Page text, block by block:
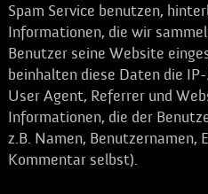
Spam Service benutzen,
Informationen, die wir
Benutzer seine Website
beinhalten diese Daten die
User Agent, Referrer und
Informationen, die der
z.B. Namen, Benutzernamen,
Kommentar selbst).